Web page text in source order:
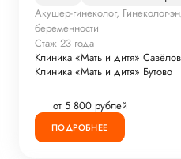
Акушер-гинеколог, Гинеколог-
беременности
Стаж 23 года
Клиника «Мать и дитя»
Клиника «Мать и дитя» Бутово
от 5 800 рублей
ПОДРОБНЕЕ